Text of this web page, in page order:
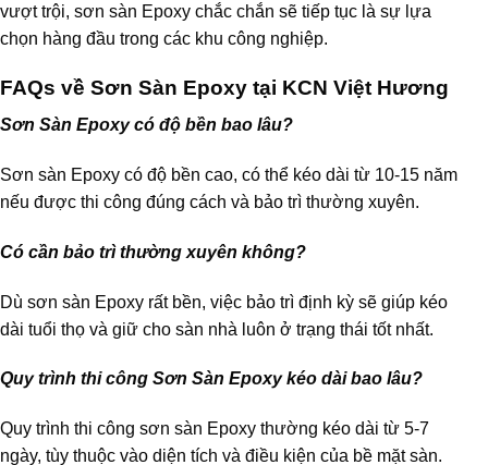
vượt trội, sơn sàn Epoxy chắc chắn sẽ tiếp tục là sự lựa
chọn hàng đầu trong các khu công nghiệp.
FAQs về Sơn Sàn Epoxy tại KCN Việt Hương
Sơn Sàn Epoxy có độ bền bao lâu?
Sơn sàn Epoxy có độ bền cao, có thể kéo dài từ 10-15 năm
nếu được thi công đúng cách và bảo trì thường xuyên.
Có cần bảo trì thường xuyên không?
Dù sơn sàn Epoxy rất bền, việc bảo trì định kỳ sẽ giúp kéo
dài tuổi thọ và giữ cho sàn nhà luôn ở trạng thái tốt nhất.
Quy trình thi công Sơn Sàn Epoxy kéo dài bao lâu?
Quy trình thi công sơn sàn Epoxy thường kéo dài từ 5-7
ngày, tùy thuộc vào diện tích và điều kiện của bề mặt sàn.